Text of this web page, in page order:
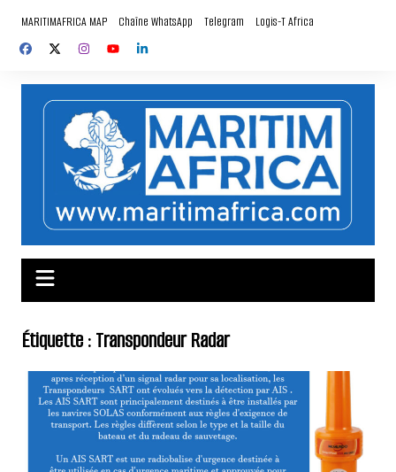
contenu
MARITIMAFRICA MAP Chaîne WhatsApp Telegram Logis-T Africa
Étiquette :Transpondeur Radar